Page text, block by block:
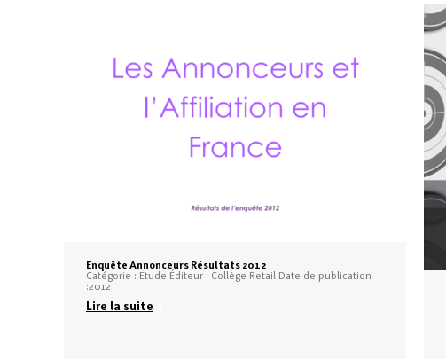
Enquête Annonceurs Résultats 2012
Catégorie : Etude Éditeur : Collège Retail Date de publication
:2012
Lire la suite